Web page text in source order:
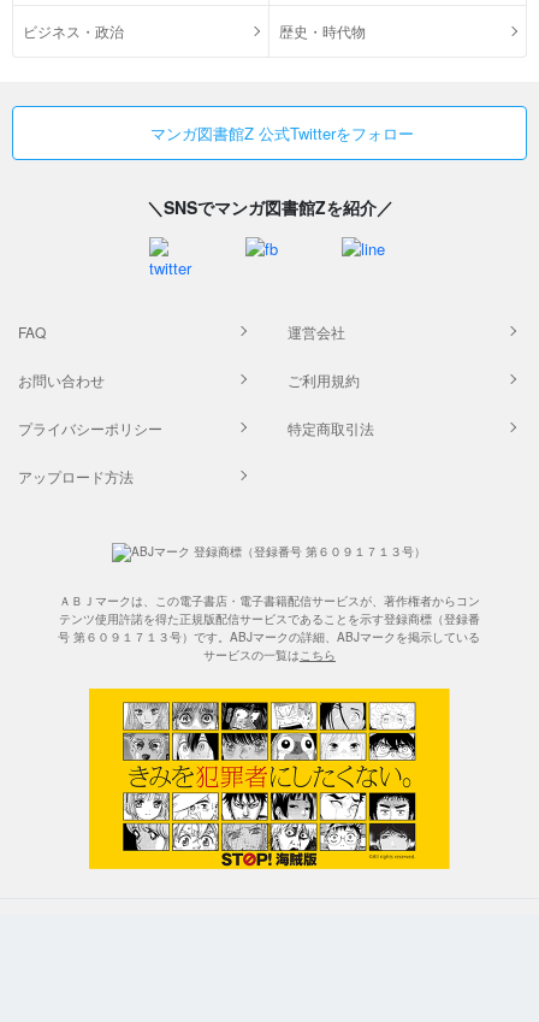
ビジネス・政治 歴史・時代物
マンガ図書館Z 公式Twitterをフォロー
＼SNSでマンガ図書館Zを紹介／
FAQ 運営会社
お問い合わせ ご利用規約
プライバシーポリシー 特定商取引法
アップロード方法
ＡＢＪマークは、この電子書店・電子書籍配信サービスが、著作権者からコン
テンツ使用許諾を得た正規版配信サービスであることを示す登録商標（登録番
号 第６０９１７１３号）です。ABJマークの詳細、ABJマークを掲示している
サービスの一覧はこちら